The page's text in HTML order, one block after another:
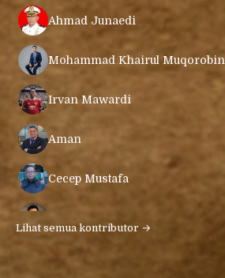
Ahmad Junaedi
Mohammad Khairul Muqorobin
Irvan Mawardi
Aman
Cecep Mustafa
Ari Gunawan
Lihat semua kontributor →